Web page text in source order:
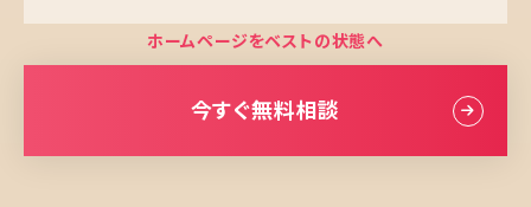
ホームページをベストの状態へ
今すぐ無料相談